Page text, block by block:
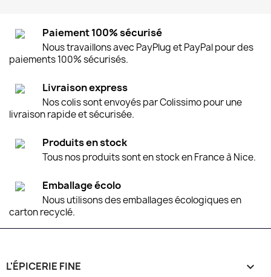
Paiement 100% sécurisé
Nous travaillons avec PayPlug et PayPal pour des
paiements 100% sécurisés.
Livraison express
Nos colis sont envoyés par Colissimo pour une
livraison rapide et sécurisée.
Produits en stock
Tous nos produits sont en stock en France à Nice.
Emballage écolo
Nous utilisons des emballages écologiques en
carton recyclé.
L'ÉPICERIE FINE 